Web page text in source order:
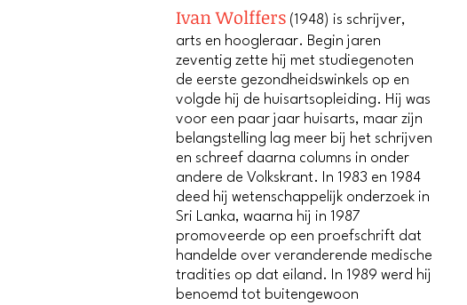
Ivan Wolffers (1948) is schrijver,
arts en hoogleraar. Begin jaren
zeventig zette hij met studiegenoten
de eerste gezondheidswinkels op en
volgde hij de huisartsopleiding. Hij was
voor een paar jaar huisarts, maar zijn
belangstelling lag meer bij het schrijven
en schreef daarna columns in onder
andere de Volkskrant. In 1983 en 1984
deed hij wetenschappelijk onderzoek in
Sri Lanka, waarna hij in 1987
promoveerde op een proefschrift dat
handelde over veranderende medische
tradities op dat eiland. In 1989 werd hij
benoemd tot buitengewoon